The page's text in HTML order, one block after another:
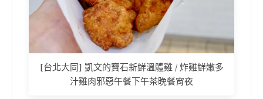
[台北大同] 凱文的寶石新鮮溫體雞 / 炸雞鮮嫩多
汁雞肉邪惡午餐下午茶晚餐宵夜